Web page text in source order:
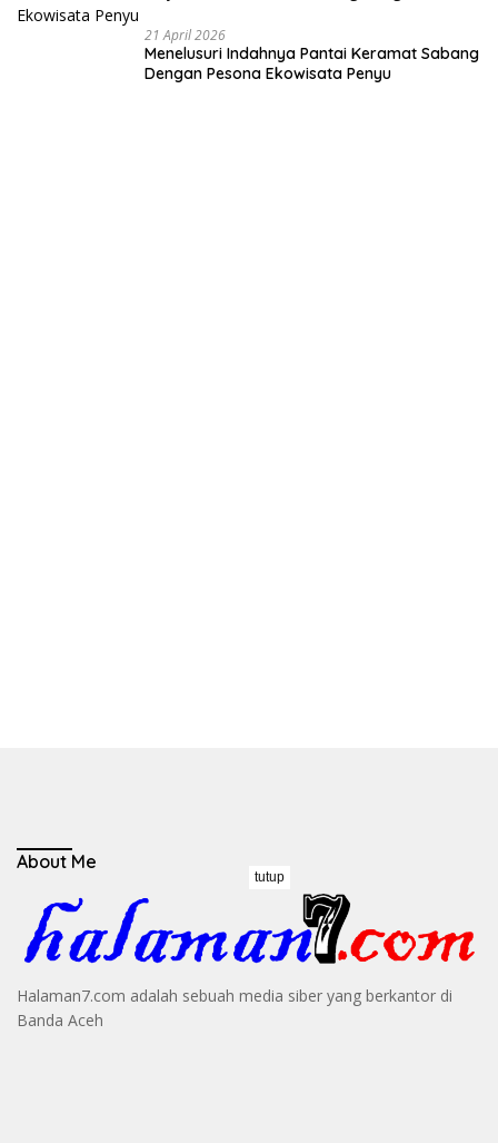
Desa
21 April 2026
Menelusuri Indahnya Pantai Keramat Sabang
Dengan Pesona Ekowisata Penyu
About Me
Halaman7.com adalah sebuah media siber yang berkantor di
Banda Aceh
tutup